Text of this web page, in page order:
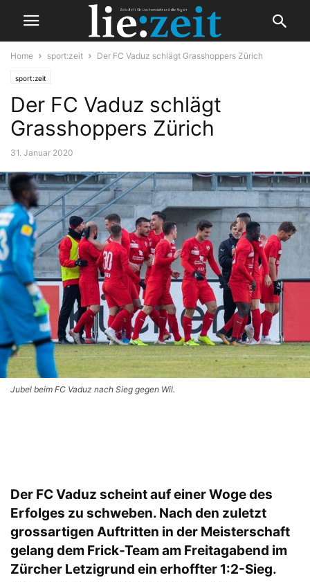
Home sport:zeit Der FC Vaduz schlägt Grasshoppers Zürich
sport:zeit
Der FC Vaduz schlägt
Grasshoppers Zürich
31. Januar 2020
Jubel beim FC Vaduz nach Sieg gegen Wil.
Der FC Vaduz scheint auf einer Woge des
Erfolges zu schweben. Nach den zuletzt
grossartigen Auftritten in der Meisterschaft
gelang dem Frick-Team am Freitagabend im
Zürcher Letzigrund ein erhoffter 1:2-Sieg.